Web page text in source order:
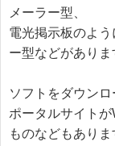
メーラー型、
電光掲示板のよ
ー型などがありま
ソフトをダウン
ポータルサイト
ものなどもあり